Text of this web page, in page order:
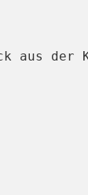
aus